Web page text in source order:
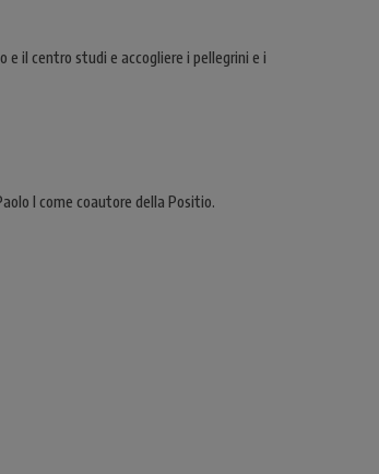
e il centro studi e accogliere i pellegrini e i
I come coautore della Positio.